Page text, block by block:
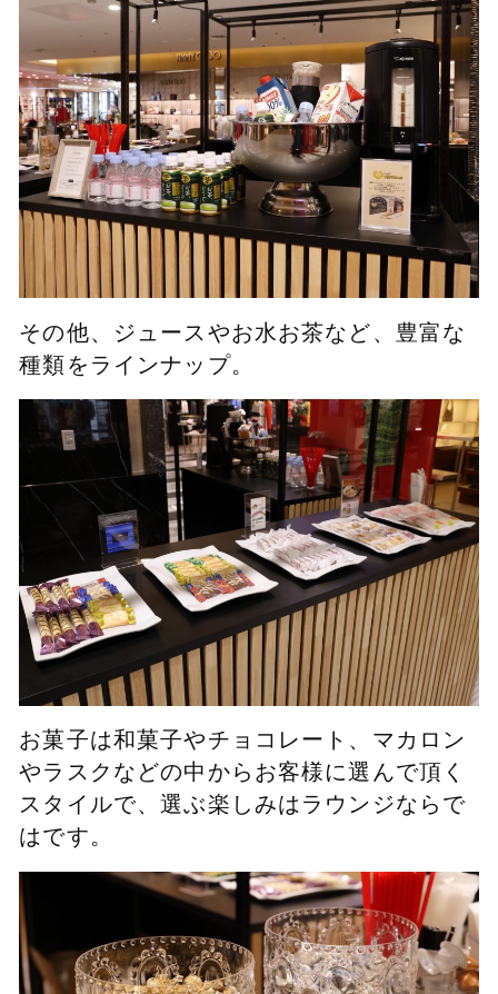
その他、ジュースやお水お茶など、豊富な
種類をラインナップ。
お菓子は和菓子やチョコレート、マカロン
やラスクなどの中からお客様に選んで頂く
スタイルで、選ぶ楽しみはラウンジならで
はです。